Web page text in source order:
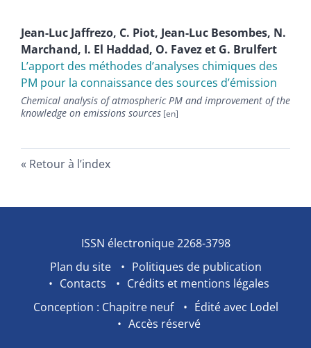
Jean-Luc Jaffrezo, C. Piot, Jean-Luc Besombes, N.
Marchand, I. El Haddad, O. Favezet G. Brulfert
L’apport des méthodes d’analyses chimiques des
PM pour la connaissance des sources d’émission
Chemical analysis of atmospheric PM and improvement of the
knowledge on emissions sources
Retour à l’index
ISSN électronique 2268-3798
Plan du site
Politiques de publication
Contacts
Crédits et mentions légales
Conception : Chapitre neuf
Édité avec Lodel
Accès réservé